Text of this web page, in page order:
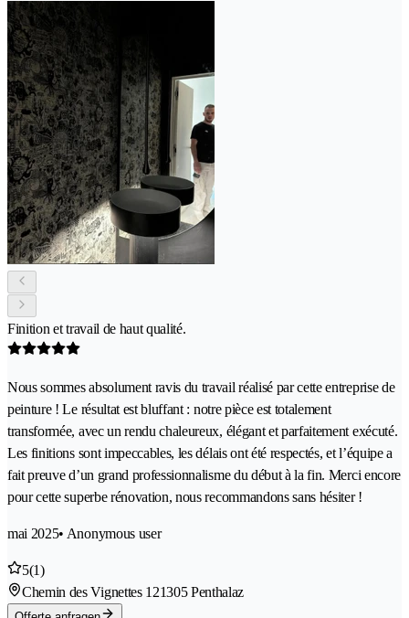
Finition et travail de haut qualité.
Nous sommes absolument ravis du travail réalisé par cette entreprise de
peinture ! Le résultat est bluffant : notre pièce est totalement
transformée, avec un rendu chaleureux, élégant et parfaitement exécuté.
Les finitions sont impeccables, les délais ont été respectés, et l’équipe a
fait preuve d’un grand professionnalisme du début à la fin. Merci encore
pour cette superbe rénovation, nous recommandons sans hésiter !
mai 2025• Anonymous user
5(1)
Chemin des Vignettes 121305 Penthalaz